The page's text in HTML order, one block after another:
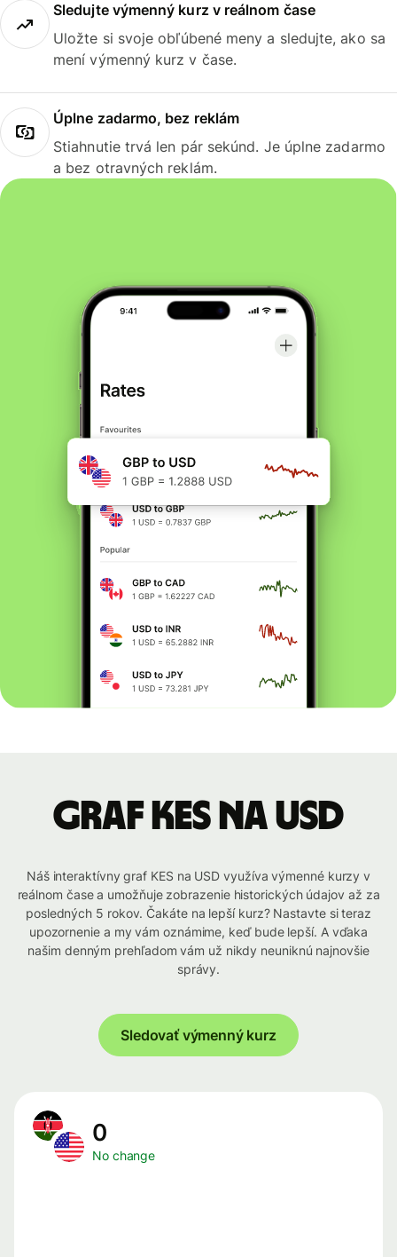
Sledujte výmenný kurz v reálnom čase
Uložte si svoje obľúbené meny a sledujte, ako sa
mení výmenný kurz v čase.
Úplne zadarmo, bez reklám
Stiahnutie trvá len pár sekúnd. Je úplne zadarmo
a bez otravných reklám.
graf KES na USD
Náš interaktívny graf KES na USD využíva výmenné kurzy v
reálnom čase a umožňuje zobrazenie historických údajov až za
posledných 5 rokov. Čakáte na lepší kurz? Nastavte si teraz
upozornenie a my vám oznámime, keď bude lepší. A vďaka
našim denným prehľadom vám už nikdy neuniknú najnovšie
správy.
Sledovať výmenný kurz
0
No change